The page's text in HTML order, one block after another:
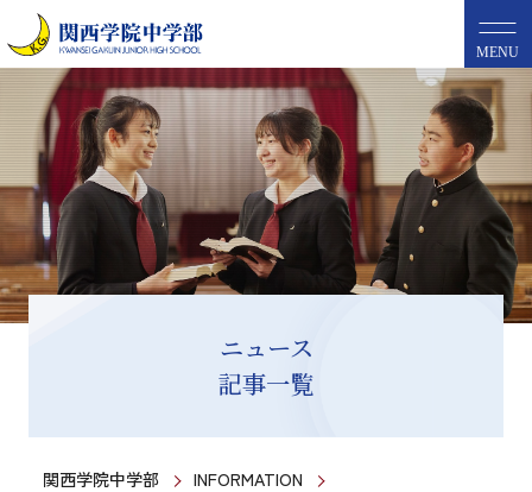
MENU
ニュース
記事一覧
関西学院中学部
INFORMATION